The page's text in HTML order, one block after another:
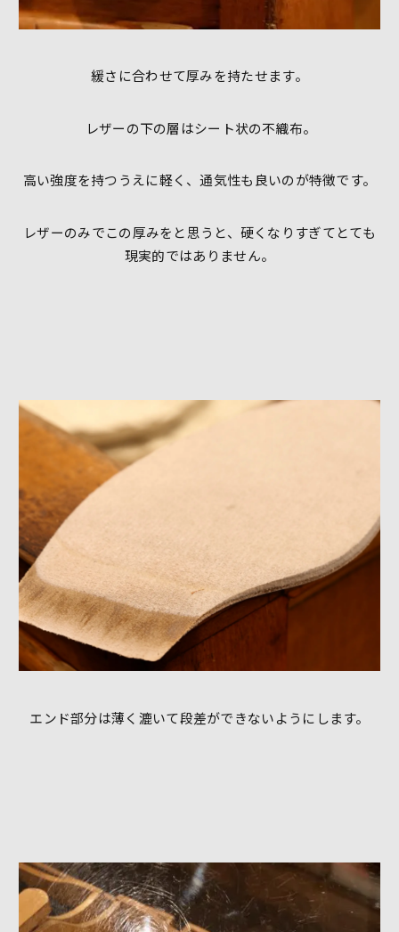
緩さに合わせて厚みを持たせます。
レザーの下の層はシート状の不織布。
高い強度を持つうえに軽く、通気性も良いのが特徴です。
レザーのみでこの厚みをと思うと、硬くなりすぎてとても
現実的ではありません。
エンド部分は薄く漉いて段差ができないようにします。